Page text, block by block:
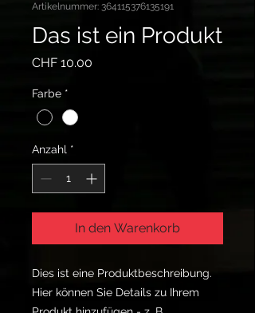
Artikelnummer: 364115376135191
Das ist ein Produkt
CHF 10.00
Farbe *
Anzahl *
In den Warenkorb
Dies ist eine Produktbeschreibung.
Hier können Sie Details zu Ihrem